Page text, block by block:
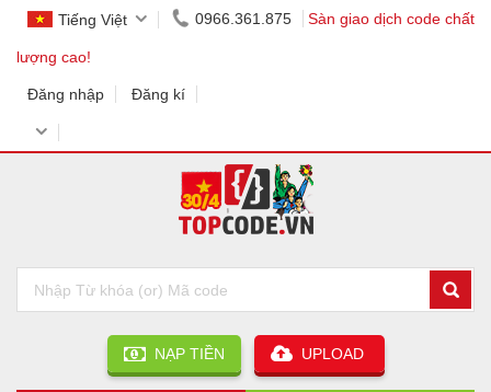
Tiếng Việt 0966.361.875 Sàn giao dịch code chất
lượng cao!
Đăng nhập Đăng kí
NẠP TIỀN UPLOAD